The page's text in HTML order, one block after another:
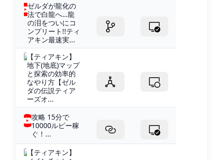
ゼルダが龍化の
法で白龍へ…龍
の泪をついにコ
ンプリート!!ティ
アキン最速実...
【ティアキン】
地下(地底)マップ
と探索の効率的
なやり方【ゼル
ダの伝説ティア
ーズオ...
攻略 15分で
10000ルピー稼
ぐ！...
【ティアキン】